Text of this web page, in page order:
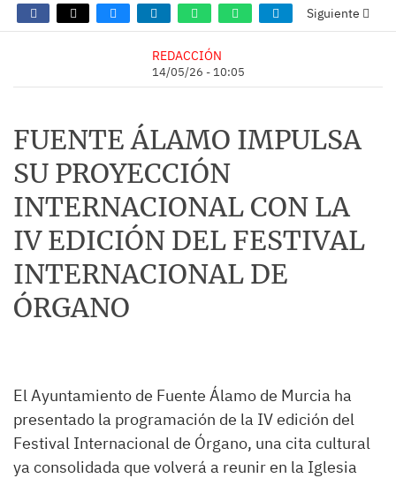
Siguiente
REDACCIÓN
14/05/26 - 10:05
FUENTE ÁLAMO IMPULSA
SU PROYECCIÓN
INTERNACIONAL CON LA
IV EDICIÓN DEL FESTIVAL
INTERNACIONAL DE
ÓRGANO
El Ayuntamiento de Fuente Álamo de Murcia ha
presentado la programación de la IV edición del
Festival Internacional de Órgano, una cita cultural
ya consolidada que volverá a reunir en la Iglesia